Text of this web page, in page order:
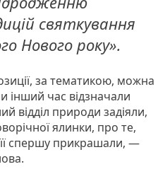
святкування
Нового року».
за тематикою, можна
інший час відзначали
відділ природи задіяли,
ялинки, про те,
спершу прикрашали, —